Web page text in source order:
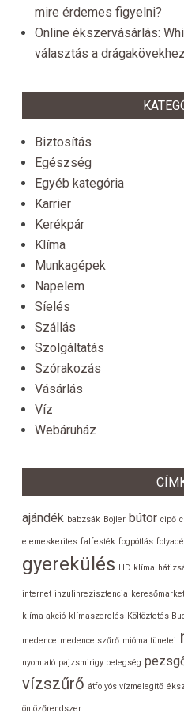
mire érdemes figyelni?
Online ékszervásárlás:
választás a drágakövekhez
Biztosítás
Egészség
Egyéb kategória
Karrier
Kerékpár
Klíma
Munkagépek
Napelem
Síelés
Szállás
Szolgáltatás
Szórakozás
Vásárlás
Víz
Webáruház
ajándék babzsák Bojler bútor cipő
elemeskerites falfesték fogpótlás
gyerekülés HD klíma
internet inzulinrezisztencia
klíma akció klímaszerelés Költöztetés
medence medence szűrő mióma tünetei
nyomtató pajzsmirigy betegség
vízszűrő átfolyós vízmelegítő
öntözőrendszer